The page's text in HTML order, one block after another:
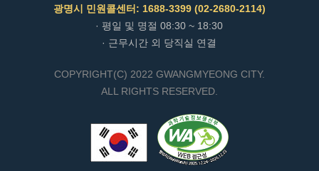
광명시 민원콜센터: 1688-3399 (02-2680-2114)
· 평일 및 명절 08:30 ~ 18:30
· 근무시간 외 당직실 연결
COPYRIGHT(C) 2022 GWANGMYEONG CITY.
ALL RIGHTS RESERVED.